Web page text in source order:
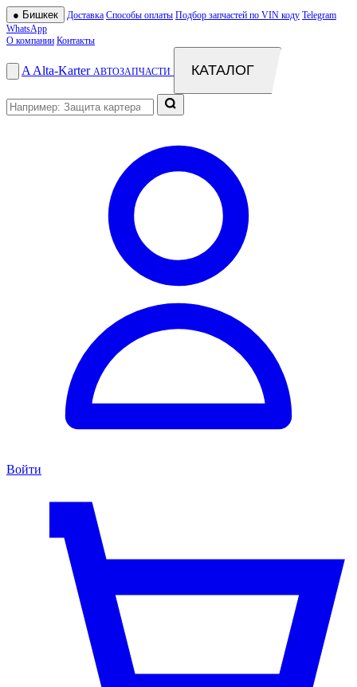
● Бишкек Доставка Способы оплаты Подбор запчастей по VIN коду Telegram
WhatsApp
О компании Контакты
A Alta-Karter АВТОЗАПЧАСТИ КАТАЛОГ
Войти